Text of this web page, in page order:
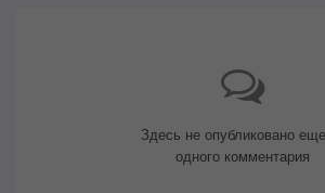
Здесь не опубликовано
одного комментария